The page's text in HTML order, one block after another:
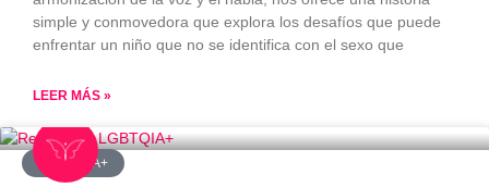
simple y conmovedora que explora los desafíos que puede
enfrentar un niño que no se identifica con el sexo que
LEER MÁS »
#LGBTQIA+